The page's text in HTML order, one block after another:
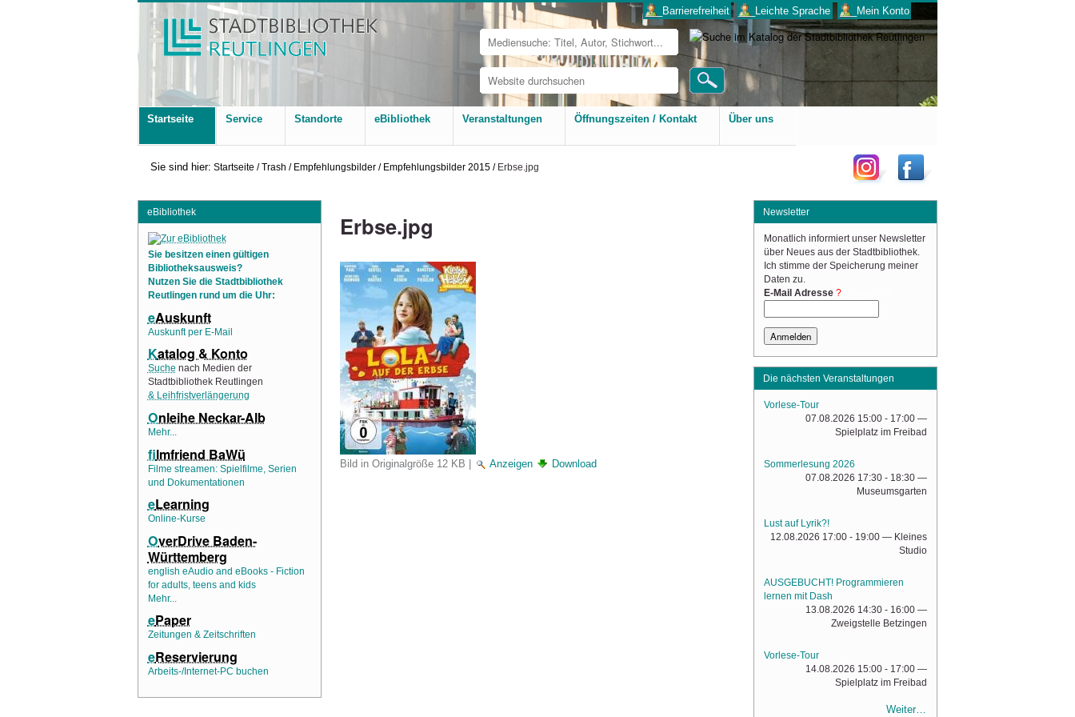
Website
durchsuchen
Erweiterte
Suche…
___Barrierefreiheit ___Leichte Sprache ___Mein Konto
Startseite Service Standorte eBibliothek Veranstaltungen Öffnungszeiten / Kontakt Über uns
Sie sind hier: Startseite /Trash / Empfehlungsbilder / Empfehlungsbilder 2015 / Erbse.jpg
Erbse.jpg
Bild in Originalgröße 12 KB Anzeigen Download
eBibliothek
Sie besitzen einen gültigen
Bibliotheksausweis?
Nutzen Sie die Stadtbibliothek
Reutlingen rund um die Uhr:
eAuskunft
Auskunft per E-Mail
Katalog & Konto
Suche nach Medien der
Stadtbibliothek Reutlingen
& Leihfristverlängerung
Onleihe Neckar-Alb
Mehr...
filmfriend BaWü
Filme streamen: Spielfilme, Serien
und Dokumentationen
eLearning
Online-Kurse
OverDrive Baden-
Württemberg
english eAudio and eBooks - Fiction
for adults, teens and kids
Mehr...
ePaper
Zeitungen & Zeitschriften
eReservierung
Arbeits-/Internet-PC buchen
Newsletter
Monatlich informiert unser Newsletter
über Neues aus der Stadtbibliothek.
Ich stimme der Speicherung meiner
Daten zu.
E-Mail Adresse
Die nächsten Veranstaltungen
Vorlese-Tour
07.08.2026 15:00 - 17:00 —
Spielplatz im Freibad
Sommerlesung 2026
07.08.2026 17:30 - 18:30 —
Museumsgarten
Lust auf Lyrik?!
12.08.2026 17:00 - 19:00 — Kleines
Studio
AUSGEBUCHT! Programmieren
lernen mit Dash
13.08.2026 14:30 - 16:00 —
Zweigstelle Betzingen
Vorlese-Tour
14.08.2026 15:00 - 17:00 —
Spielplatz im Freibad
Weiter…